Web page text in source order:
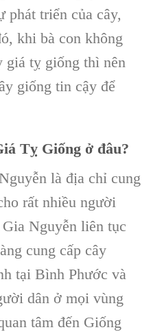
phát triển của cây,
khi bà con không
giá tỵ giống thì nên
giống tin cậy để
Tỵ Giống ở đâu?
là địa chỉ cung
rất nhiều người
Nguyễn liên tục
cung cấp cây
tại Bình Phước và
dân ở mọi vùng
tâm đến Giống